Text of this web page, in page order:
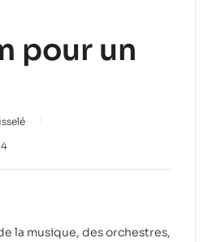
pour un
la musique, des orchestres,